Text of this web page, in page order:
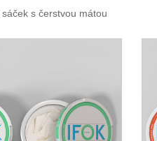
sáček s čerstvou mátou